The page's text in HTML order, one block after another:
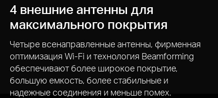
4 внешние антенны для
максимального покрытия
Четыре всенаправленные антенны, фирменная
оптимизация Wi-Fi и технология Beamforming
обеспечивают более широкое покрытие,
большую емкость, более стабильные и
надежные соединения и меньше помех.